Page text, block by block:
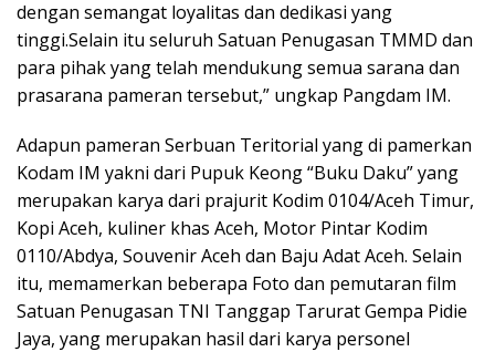
dengan semangat loyalitas dan dedikasi yang
tinggi.Selain itu seluruh Satuan Penugasan TMMD dan
para pihak yang telah mendukung semua sarana dan
prasarana pameran tersebut,” ungkap Pangdam IM.
Adapun pameran Serbuan Teritorial yang di pamerkan
Kodam IM yakni dari Pupuk Keong “Buku Daku” yang
merupakan karya dari prajurit Kodim 0104/Aceh Timur,
Kopi Aceh, kuliner khas Aceh, Motor Pintar Kodim
0110/Abdya, Souvenir Aceh dan Baju Adat Aceh. Selain
itu, memamerkan beberapa Foto dan pemutaran film
Satuan Penugasan TNI Tanggap Tarurat Gempa Pidie
Jaya, yang merupakan hasil dari karya personel